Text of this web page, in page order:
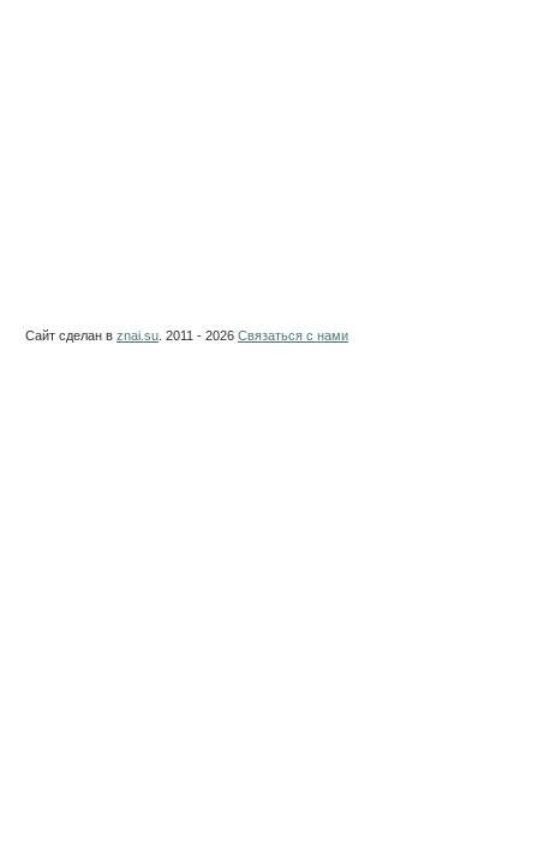
Сайт сделан в znai.su . 2011 - 2026 Связаться с нами